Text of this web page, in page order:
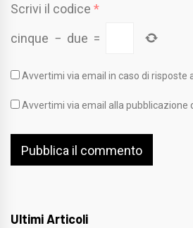
Scrivi il codice *
cinque − due =
Avvertimi via email in caso di risposte
Avvertimi via email alla pubblicazione
Ultimi Articoli